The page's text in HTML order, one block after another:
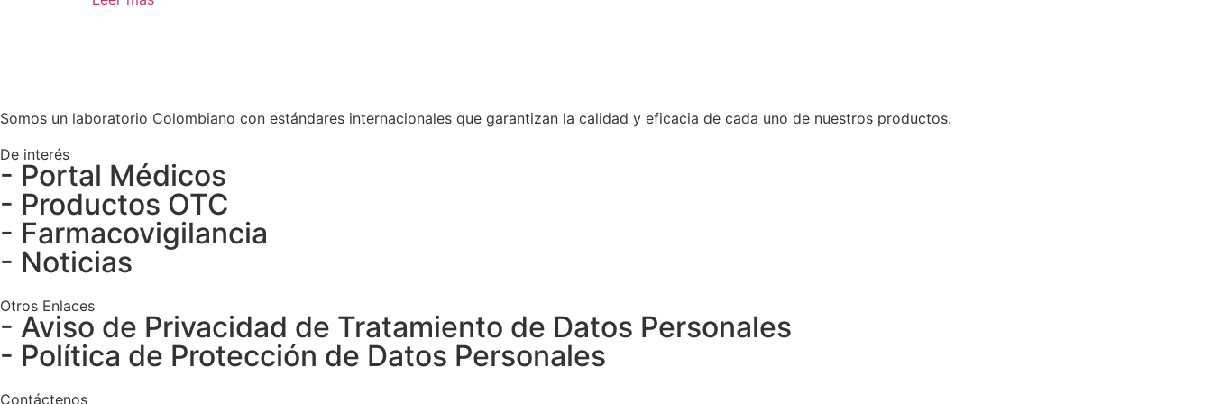
Somos un laboratorio Colombiano con estándares internacionales que garantizan la calidad y eficacia de cada uno de nuestros productos.
De interés
- Portal Médicos
- Productos OTC
- Farmacovigilancia
- Noticias
Otros Enlaces
- Aviso de Privacidad de Tratamiento de Datos Personales
- Política de Protección de Datos Personales
Contáctenos